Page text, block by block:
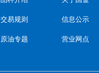
交易规则
原油专题
信息公示
营业网点